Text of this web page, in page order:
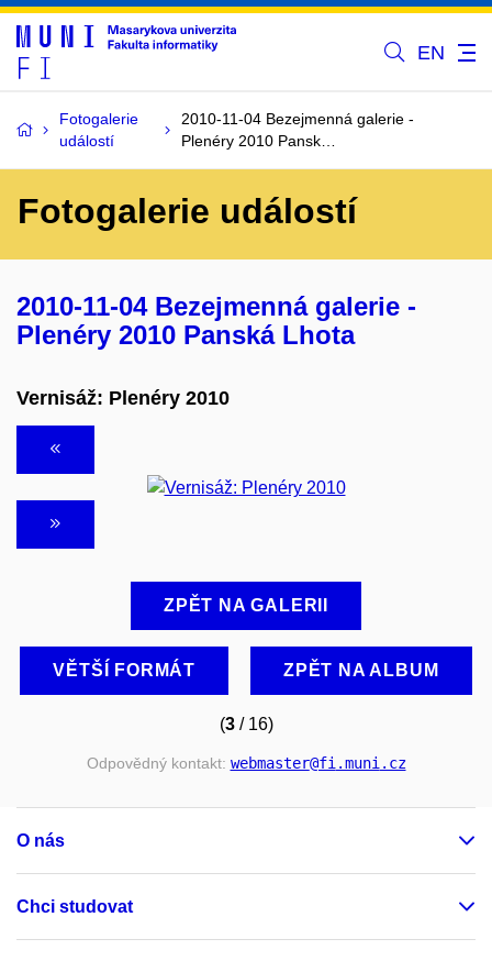
EN
Fotogalerie
událostí
2010-11-04 Bezejmenná galerie -
Plenéry 2010 Pansk…
Fotogalerie událostí
2010-11-04 Bezejmenná galerie -
Plenéry 2010 Panská Lhota
Vernisáž: Plenéry 2010
ZPĚT NA GALERII
VĚTŠÍ FORMÁT ZPĚT NA ALBUM
(3/ 16)
Odpovědný kontakt: webmaster@fi.muni.cz
O nás
Chci studovat